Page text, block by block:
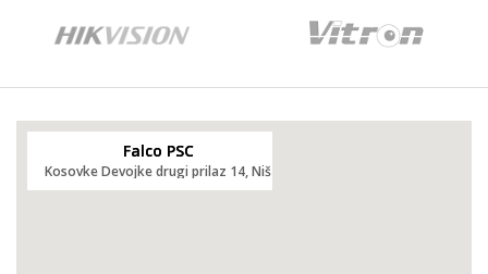
Falco PSC
Kosovke Devojke drugi prilaz 14, Niš